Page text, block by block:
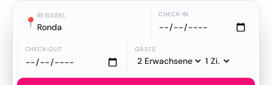
📍 REISEZIEL
Ronda
CHECK-IN
CHECK-OUT GÄSTE